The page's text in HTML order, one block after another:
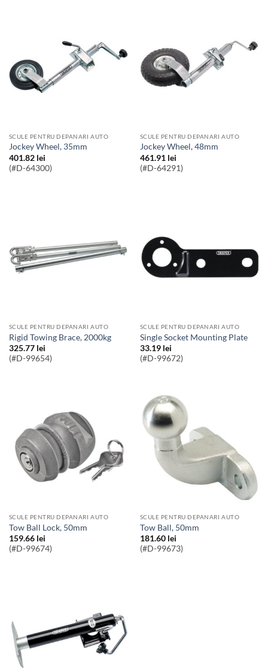
SCULE PENTRU DEPANARI AUTO
Jockey Wheel, 35mm
401.82 lei
(#D-64300)
SCULE PENTRU DEPANARI AUTO
Jockey Wheel, 48mm
461.91 lei
(#D-64291)
SCULE PENTRU DEPANARI AUTO
Rigid Towing Brace, 2000kg
325.77 lei
(#D-99654)
SCULE PENTRU DEPANARI AUTO
Single Socket Mounting Plate
33.19 lei
(#D-99672)
SCULE PENTRU DEPANARI AUTO
Tow Ball Lock, 50mm
159.66 lei
(#D-99674)
SCULE PENTRU DEPANARI AUTO
Tow Ball, 50mm
181.60 lei
(#D-99673)